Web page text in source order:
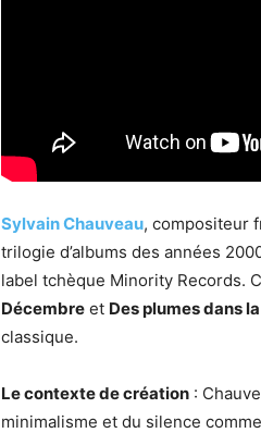
Sylvain Chauveau, compositeur
trilogie d’albums des années
label tchèque Minority Records.
Décembre et Des plumes dans
classique.
Le contexte de création :
minimalisme et du silence